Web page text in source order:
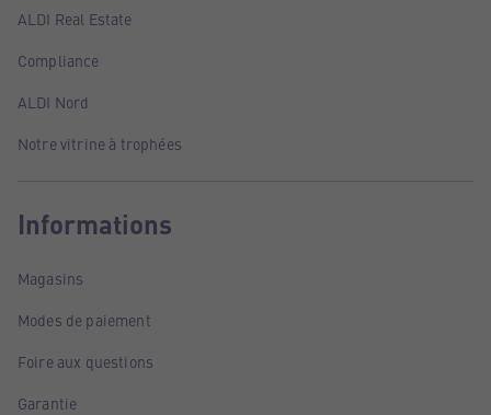
ALDI Real Estate
Compliance
ALDI Nord
Notre vitrine à trophées
Informations
Magasins
Modes de paiement
Foire aux questions
Garantie